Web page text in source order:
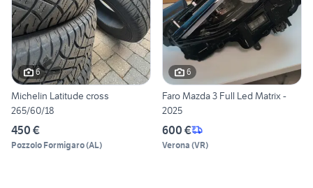
6
Michelin Latitude cross
265/60/18
450 €
Pozzolo Formigaro(AL)
6
Faro Mazda 3 Full Led Matrix -
2025
600 €
Verona (VR)